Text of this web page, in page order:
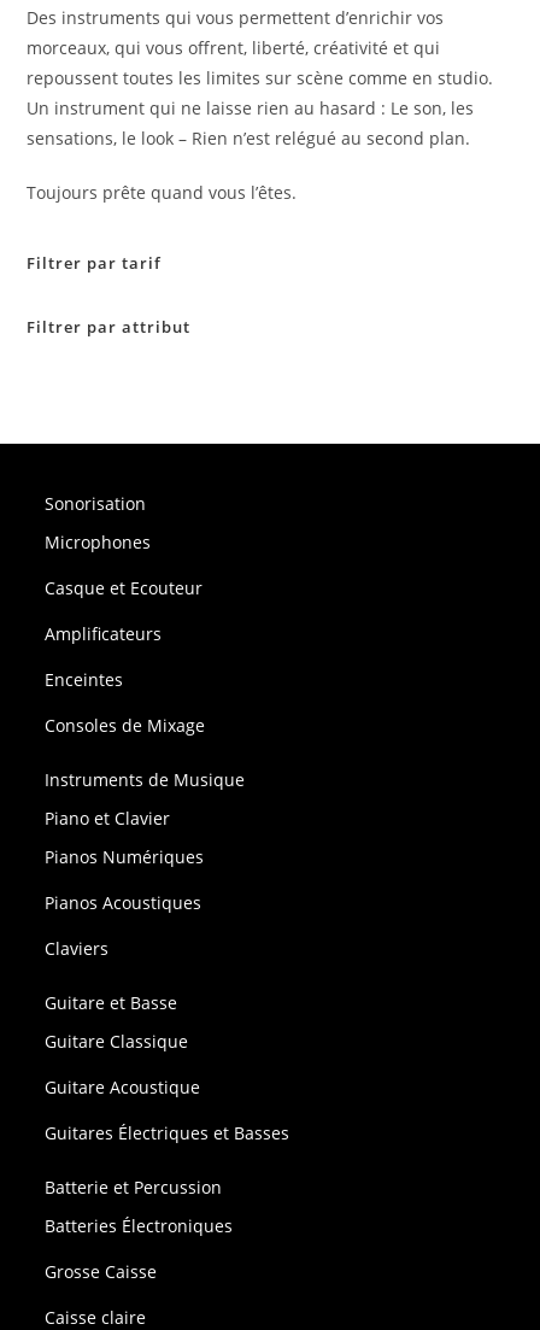
Des instruments qui vous permettent d’enrichir vos
morceaux, qui vous offrent, liberté, créativité et qui
repoussent toutes les limites sur scène comme en studio.
Un instrument qui ne laisse rien au hasard : Le son, les
sensations, le look – Rien n’est relégué au second plan.
Toujours prête quand vous l’êtes.
Filtrer par tarif
Filtrer par attribut
Sonorisation
Microphones
Casque et Ecouteur
Amplificateurs
Enceintes
Consoles de Mixage
Instruments de Musique
Piano et Clavier
Pianos Numériques
Pianos Acoustiques
Claviers
Guitare et Basse
Guitare Classique
Guitare Acoustique
Guitares Électriques et Basses
Batterie et Percussion
Batteries Électroniques
Grosse Caisse
Caisse claire